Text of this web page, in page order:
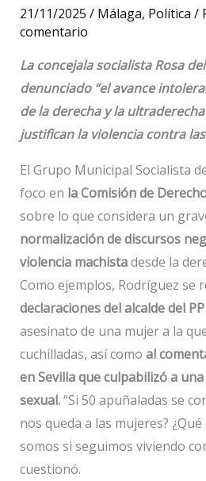
21/11/2025 / Málaga, Política /
comentario
La concejala socialista Rosa
denunciado “el avance
de la derecha y la
justifican la violencia contra
El Grupo Municipal Socialista
foco en la Comisión de
sobre lo que considera un
normalización de discursos
violencia machistadesde la
Como ejemplos, Rodríguez se
declaraciones del alcalde del
asesinato de una mujer a la
cuchilladas, así como al
en Sevilla que culpabilizó a
sexual.“Si 50 apuñaladas se
nos queda a las mujeres?
somos si seguimos viviendo
cuestionó.